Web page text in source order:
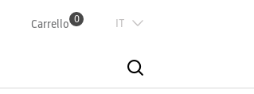
Carrello 0
English